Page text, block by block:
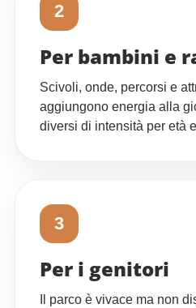
2
Per bambini e
Scivoli, onde, percorsi e
aggiungono energia alla
diversi di intensità per età
3
Per i genitori
Il parco è vivace ma non